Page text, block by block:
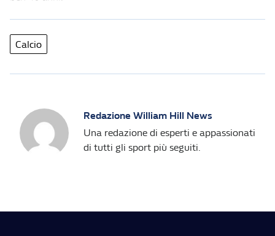
Calcio
Redazione William Hill News
Una redazione di esperti e appassionati
di tutti gli sport più seguiti.